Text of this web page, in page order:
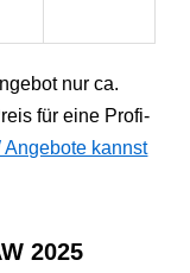
nur ca.
für eine Profi-
Angebote kannst
2025